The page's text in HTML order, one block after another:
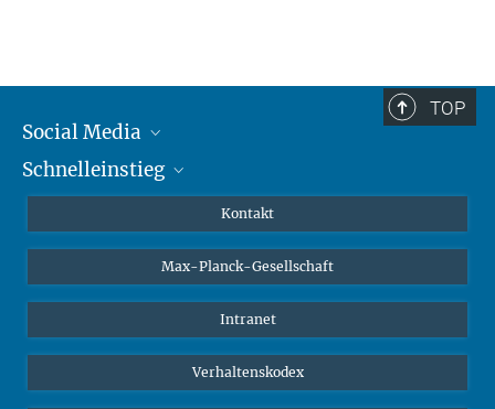
TOP
Social Media
Mastodon
Schnelleinstieg
Schüler*innen
Öffentlichkeit
Alumnae | Alumni
Kontakt
Max-Planck-Gesellschaft
Intranet
Verhaltenskodex